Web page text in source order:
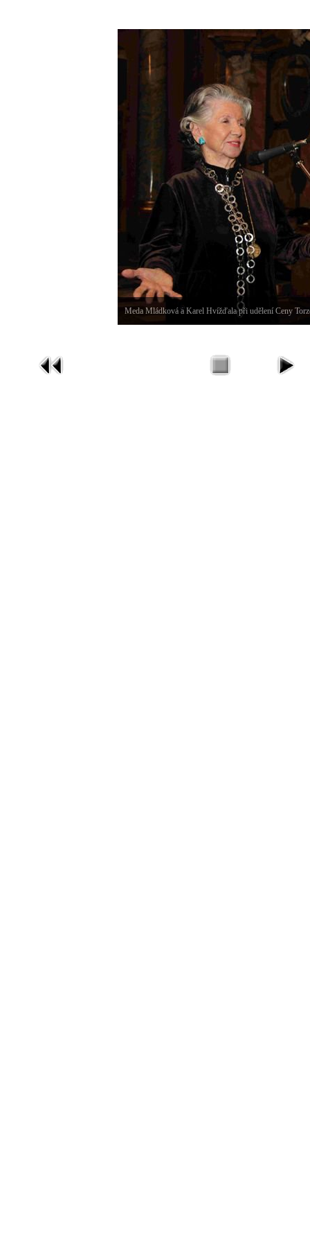
Meda Mládková a Karel Hvížďala při udělení Ceny